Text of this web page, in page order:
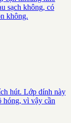
sạch không, có
không.
hút. Lớp dính này
hóng, vì vậy cần